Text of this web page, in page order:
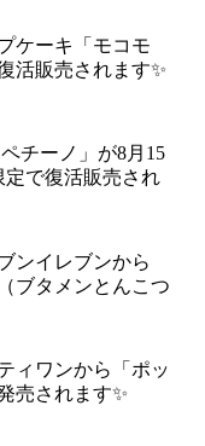
ケーキ「モコモ
活販売されます✨
チーノ」が8月15
定で復活販売され
ンイレブンから
ブタメンとんこつ
ィワンから「ポッ
売されます✨